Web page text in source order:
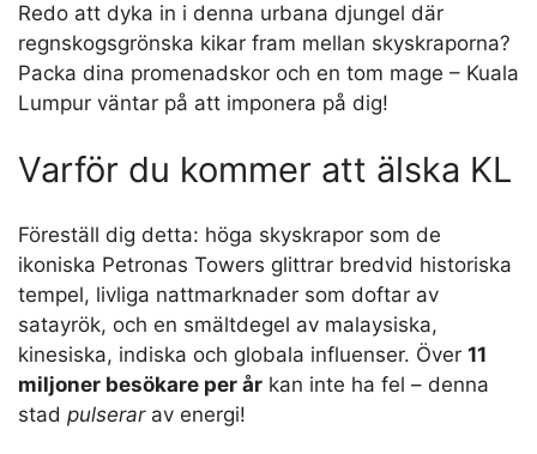
Redo att dyka in i denna urbana djungel där
regnskogsgrönska kikar fram mellan skyskraporna?
Packa dina promenadskor och en tom mage – Kuala
Lumpur väntar på att imponera på dig!
Varför du kommer att älska KL
Föreställ dig detta: höga skyskrapor som de
ikoniska Petronas Towers glittrar bredvid historiska
tempel, livliga nattmarknader som doftar av
satayrök, och en smältdegel av malaysiska,
kinesiska, indiska och globala influenser. Över 11
miljoner besökare per år kan inte ha fel – denna
stad pulserarav energi!